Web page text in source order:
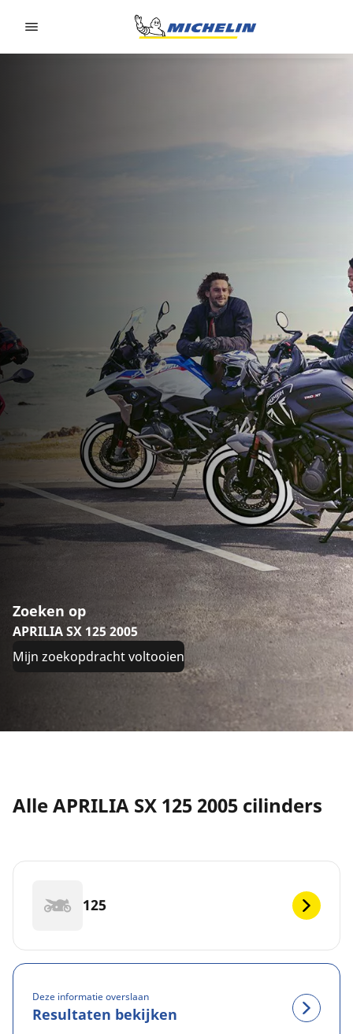
Zoeken op
APRILIA SX 125 2005
Mijn zoekopdracht voltooien
Alle APRILIA SX 125 2005 cilinders
125
Deze informatie overslaan
Resultaten bekijken